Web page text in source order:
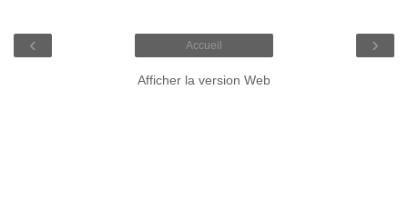
‹ ›
Accueil
Afficher la version Web